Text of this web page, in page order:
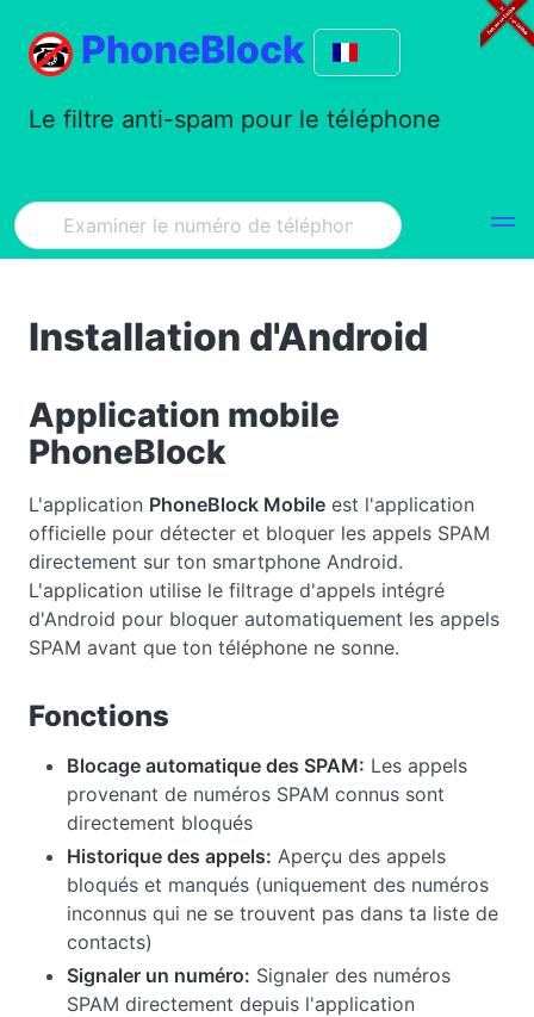
PhoneBlock
Le filtre anti-spam pour le téléphone
Installation d'Android
Application mobile
PhoneBlock
L'application PhoneBlock Mobile est l'application
officielle pour détecter et bloquer les appels SPAM
directement sur ton smartphone Android.
L'application utilise le filtrage d'appels intégré
d'Android pour bloquer automatiquement les appels
SPAM avant que ton téléphone ne sonne.
Fonctions
Blocage automatique des SPAM: Les appels
provenant de numéros SPAM connus sont
directement bloqués
Historique des appels: Aperçu des appels
bloqués et manqués (uniquement des numéros
inconnus qui ne se trouvent pas dans ta liste de
contacts)
Signaler un numéro: Signaler des numéros
SPAM directement depuis l'application